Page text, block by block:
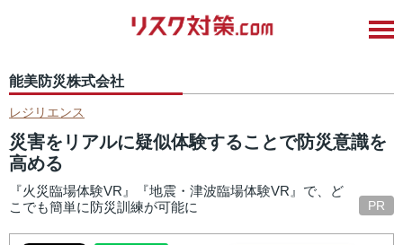
能美防災株式会社
レジリエンス
災害をリアルに疑似体験することで防災意識を
高める
『火災臨場体験VR』『地震・津波臨場体験VR』で、ど
こでも簡単に防災訓練が可能に
PR